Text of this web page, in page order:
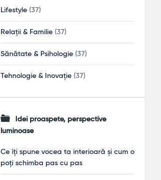
Lifestyle (37)
Relații & Familie (37)
Sănătate & Psihologie (37)
Tehnologie & Inovație (37)
Idei proaspete, perspective
luminoase
Ce îți spune vocea ta interioară și cum o
poți schimba pas cu pas